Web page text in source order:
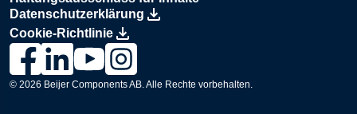
Datenschutzerklärung
Cookie-Richtlinie
Link zur Lesjöfors-Seite auf Facebook., Opens in a new
Link zur Lesjöfors-Seite auf LinkedIn., Opens in a new
Link zum Lesjöfors-Kanal auf YouTube., Opens
Link zur Lesjöfors-Seite auf Instagram.,
© 2026 Beijer Components AB. Alle Rechte vorbehalten.